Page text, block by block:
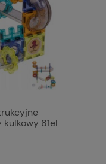
kulkowy 81el